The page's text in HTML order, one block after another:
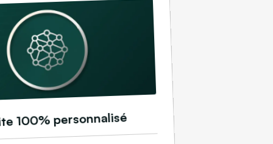
100% personnalisé